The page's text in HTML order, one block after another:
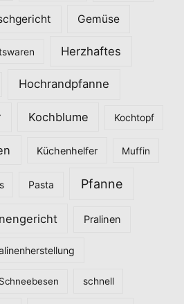
Gemüse
Herzhaftes
Hochrandpfanne
Kochblume Kochtopf
Küchenhelfer Muffin
Pasta Pfanne
Pralinen
Schneebesen schnell